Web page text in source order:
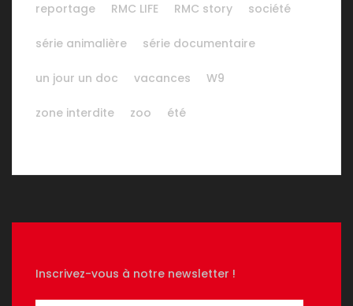
reportage RMC LIFE RMC story société
série animalière série documentaire
un jour un doc vacances W9
zone interdite zoo été
Inscrivez-vous à notre newsletter !